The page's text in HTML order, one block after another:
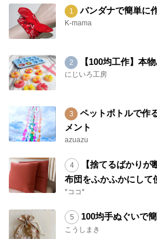
バンダナで簡単に
K-mama
【100均工作】本
にじいろ工房
ペットボトルで作
メント
azuazu
【捨てるばかりが
布団をふかふかにして
*ココ*
100均手ぬぐいで
こうしまき